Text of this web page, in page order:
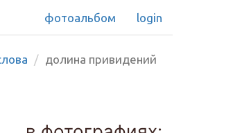
фотоальбом login
долина привидений